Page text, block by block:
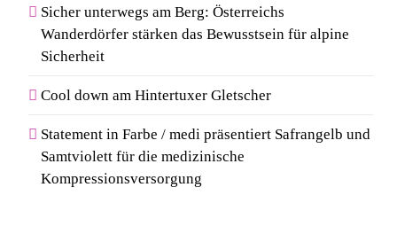
Sicher unterwegs am Berg: Österreichs
Wanderdörfer stärken das Bewusstsein für alpine
Sicherheit
Cool down am Hintertuxer Gletscher
Statement in Farbe / medi präsentiert Safrangelb und
Samtviolett für die medizinische
Kompressionsversorgung